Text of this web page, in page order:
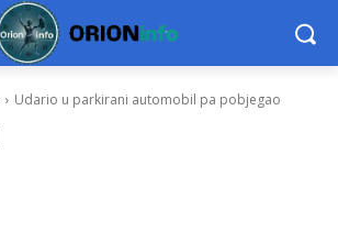
Udario u parkirani automobil pa pobjegao